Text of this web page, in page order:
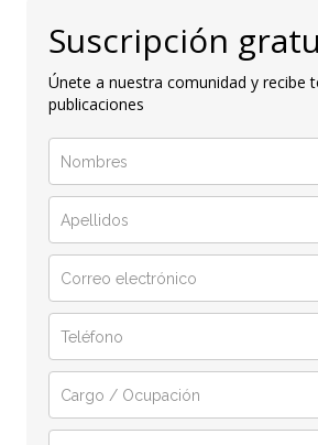
Suscripción
Únete a nuestra comunidad y recibe
publicaciones